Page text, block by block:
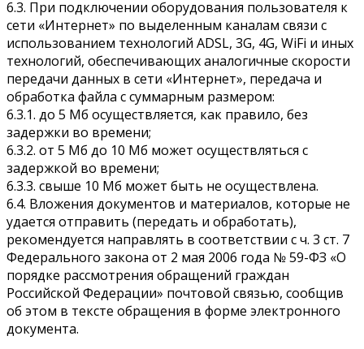
6.3. При подключении оборудования пользователя к
сети «Интернет» по выделенным каналам связи с
использованием технологий ADSL, 3G, 4G, WiFi и иных
технологий, обеспечивающих аналогичные скорости
передачи данных в сети «Интернет», передача и
обработка файла с суммарным размером:
6.3.1. до 5 Мб осуществляется, как правило, без
задержки во времени;
6.3.2. от 5 Мб до 10 Мб может осуществляться с
задержкой во времени;
6.3.3. свыше 10 Мб может быть не осуществлена.
6.4. Вложения документов и материалов, которые не
удается отправить (передать и обработать),
рекомендуется направлять в соответствии с ч. 3 ст. 7
Федерального закона от 2 мая 2006 года № 59-ФЗ «О
порядке рассмотрения обращений граждан
Российской Федерации» почтовой связью, сообщив
об этом в тексте обращения в форме электронного
документа.